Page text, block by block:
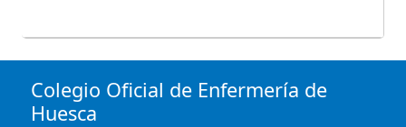
Colegio Oficial de Enfermería de
Huesca